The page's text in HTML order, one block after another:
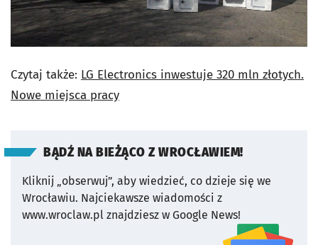
Czytaj także: LG Electronics inwestuje 320 mln złotych.
Nowe miejsca pracy
BĄDŹ NA BIEŻĄCO Z WROCŁAWIEM!
Kliknij „obserwuj”, aby wiedzieć, co dzieje się we
Wrocławiu. Najciekawsze wiadomości z
www.wroclaw.pl znajdziesz w Google News!